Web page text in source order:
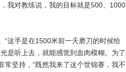
我对教练说，我的目标就是500、1000
这手是在1500米前一天磨刀的时候给
是听上去，就能感觉到血肉模糊。为了
坚持，“既然我来了这个世锦赛，我不